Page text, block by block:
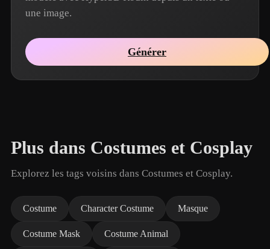
une image.
Générer
Plus dans Costumes et Cosplay
Explorez les tags voisins dans Costumes et Cosplay.
Costume Character Costume Masque
Costume Mask Costume Animal